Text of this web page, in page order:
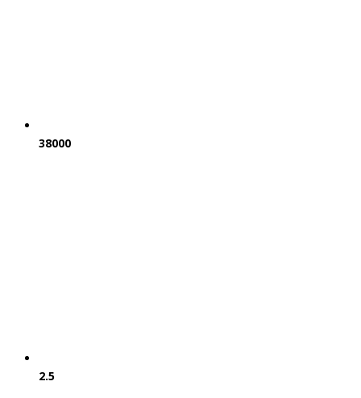
38000
2.5